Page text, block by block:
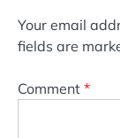
Your email
fields are
Comment *